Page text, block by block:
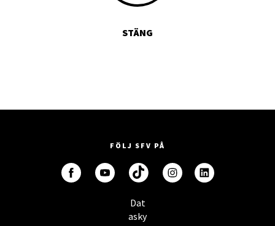
STÄNG
FÖLJ SFV PÅ
Dat
asky